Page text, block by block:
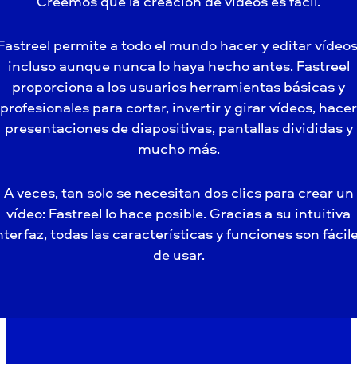
permite a todo el mundo hacer y editar
incluso aunque nunca lo haya hecho antes. Fastreel
proporciona a los usuarios herramientas básicas y
profesionales para cortar, invertir y girar vídeos, hacer
presentaciones de diapositivas, pantallas divididas y
mucho más.
A veces, tan solo se necesitan dos clics para crear un
vídeo: Fastreel lo hace posible. Gracias a su intuitiva
todas las características y funciones son
de usar.